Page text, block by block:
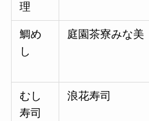
理
鯛め
し
庭園茶寮みな美
むし
寿司
浪花寿司